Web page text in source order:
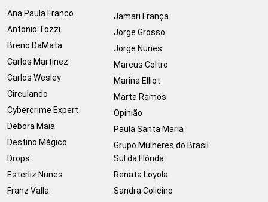
Ana Paula Franco
Antonio Tozzi
Breno DaMata
Carlos Martinez
Carlos Wesley
Circulando
Cybercrime Expert
Debora Maia
Destino Mágico
Drops
Esterliz Nunes
Franz Valla
Jamari França
Jorge Grosso
Jorge Nunes
Marcus Coltro
Marina Elliot
Marta Ramos
Opinião
Paula Santa Maria
Grupo Mulheres do Brasil
Sul da Flórida
Renata Loyola
Sandra Colicino